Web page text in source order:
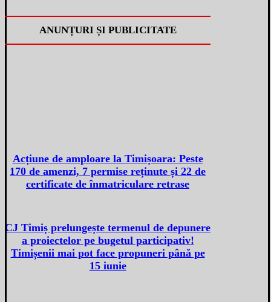
ANUNȚURI ȘI PUBLICITATE
Acțiune de amploare la Timișoara: Peste
170 de amenzi, 7 permise reținute și 22 de
certificate de înmatriculare retrase
CJ Timiș prelungește termenul de depunere
a proiectelor pe bugetul participativ!
Timișenii mai pot face propuneri până pe
15 iunie